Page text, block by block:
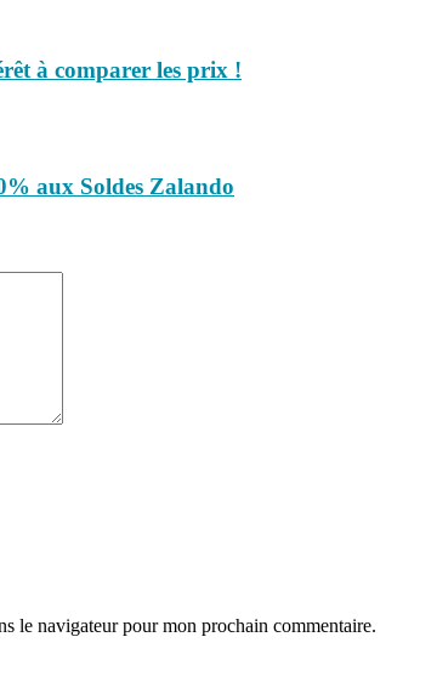
à comparer les prix !
aux Soldes Zalando
le navigateur pour mon prochain commentaire.